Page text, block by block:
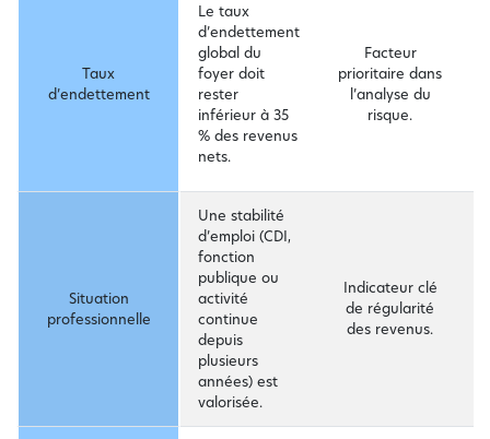
Taux
d’endettement
Le taux
d’endettement
global du
foyer doit
rester
inférieur à 35
% des revenus
nets.
Facteur
prioritaire dans
l’analyse du
risque.
Situation
professionnelle
Une stabilité
d’emploi (CDI,
fonction
publique ou
activité
continue
depuis
plusieurs
années) est
valorisée.
Indicateur clé
de régularité
des revenus.